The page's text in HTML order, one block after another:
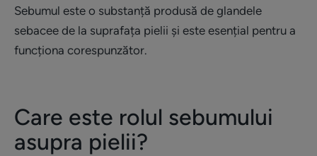
Sebumul este o substanță produsă de glandele
sebacee de la suprafața pielii și este esențial pentru a
funcționa corespunzător.
Care este rolul sebumului
asupra pielii?